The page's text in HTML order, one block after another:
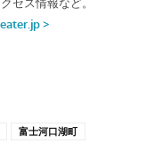
富士河口湖町